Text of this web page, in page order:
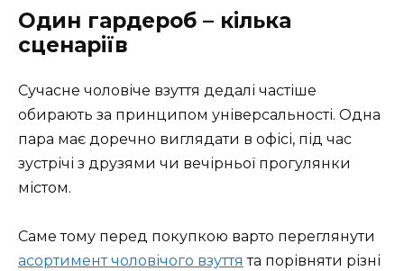
Один гардероб – кілька
сценаріїв
Сучасне чоловіче взуття дедалі частіше
обирають за принципом універсальності. Одна
пара має доречно виглядати в офісі, під час
зустрічі з друзями чи вечірньої прогулянки
містом.
Саме тому перед покупкою варто переглянути
асортимент чоловічого взуття та порівняти різні